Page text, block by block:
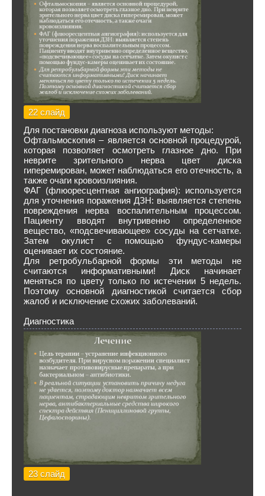
22 слайд
Для постановки диагноза используют методы:
Офтальмоскопия – является основной процедурой,
которая позволяет осмотреть глазное дно. При
неврите зрительного нерва цвет диска
гиперемирован, может наблюдаться его отечность, а
также очаги кровоизлияния.
ФАГ (флюоресцентная ангиография): используется
для уточнения поражения ДЗН: выявляется степень
повреждения нерва воспалительным процессом.
Пациенту вводят внутривенно определенное
вещество, «подсвечивающее» сосуды на сетчатке.
Затем окулист с помощью фундус-камеры
оценивает их состояние.
Для ретробульбарной формы эти методы не
считаются информативными! Диск начинает
меняться по цвету только по истечении 5 недель.
Поэтому основной диагностикой считается сбор
жалоб и исключение cхожих заболеваний.
Диагностика
23 слайд